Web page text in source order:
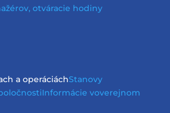
otváracie hodiny
a operáciáchStanovy
Informácie voverejnom